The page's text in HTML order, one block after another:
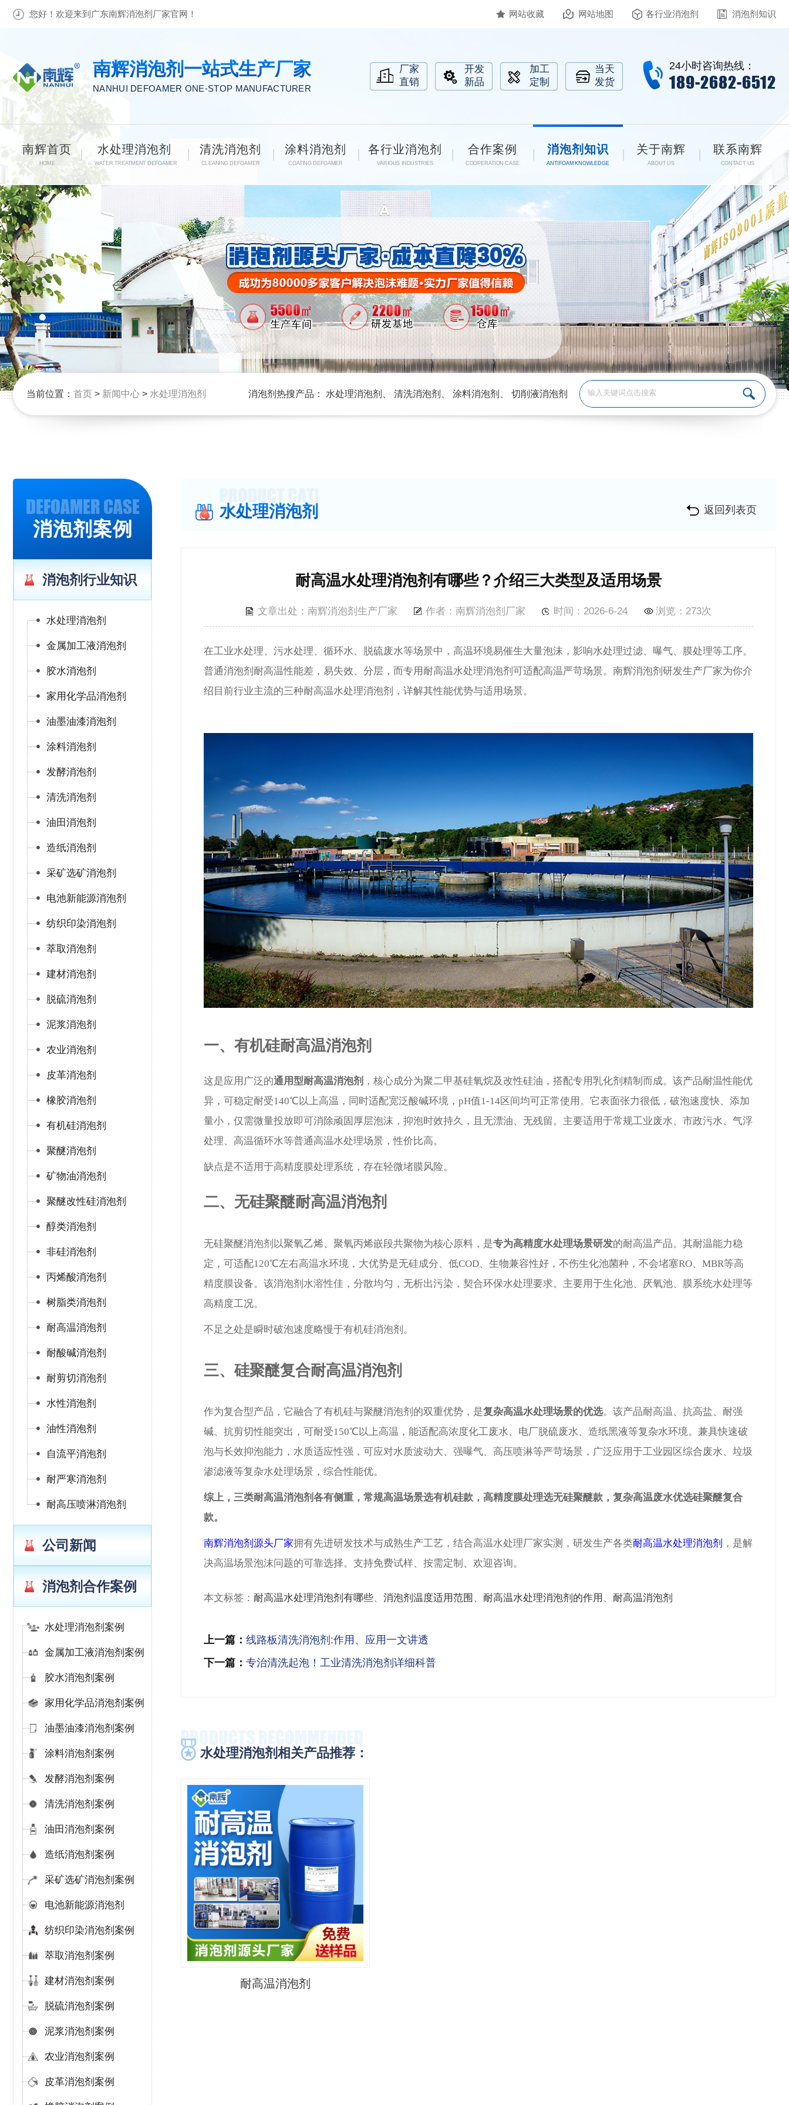
您好！欢迎来到广东南辉消泡剂厂家官网！ 网站收藏 网站地图 各行业消泡剂 消泡剂知识
南辉消泡剂一站式生产厂家
NANHUI DEFOAMER ONE-STOP MANUFACTURER
厂家
直销
开发
新品
加工
定制
当天
发货
24小时咨询热线：
189-2682-6512
南辉首页
HOME
水处理消泡剂
WATER TREATMENT DEFOAMER
清洗消泡剂
CLEANING DEFOAMER
涂料消泡剂
COATING DEFOAMER
各行业消泡剂
VARIOUS INDUSTRIES
合作案例
COOPERATION CASE
消泡剂知识
ANTIFOAM KNOWLEDGE
关于南辉
ABOUT US
联系南辉
CONTACT US
当前位置： 首页 > 新闻中心 > 水处理消泡剂 消泡剂热搜产品： 水处理消泡剂 清洗消泡剂 涂料消泡剂 切削液消泡剂
DEFOAMER CASE
消泡剂案例
消泡剂行业知识
水处理消泡剂
金属加工液消泡剂
胶水消泡剂
家用化学品消泡剂
油墨油漆消泡剂
涂料消泡剂
发酵消泡剂
清洗消泡剂
油田消泡剂
造纸消泡剂
采矿选矿消泡剂
电池新能源消泡剂
纺织印染消泡剂
萃取消泡剂
建材消泡剂
脱硫消泡剂
泥浆消泡剂
农业消泡剂
皮革消泡剂
橡胶消泡剂
有机硅消泡剂
聚醚消泡剂
矿物油消泡剂
聚醚改性硅消泡剂
醇类消泡剂
非硅消泡剂
丙烯酸消泡剂
树脂类消泡剂
耐高温消泡剂
耐酸碱消泡剂
耐剪切消泡剂
水性消泡剂
油性消泡剂
自流平消泡剂
耐严寒消泡剂
耐高压喷淋消泡剂
公司新闻
消泡剂合作案例
水处理消泡剂案例
金属加工液消泡剂案例
胶水消泡剂案例
家用化学品消泡剂案例
油墨油漆消泡剂案例
涂料消泡剂案例
发酵消泡剂案例
清洗消泡剂案例
油田消泡剂案例
造纸消泡剂案例
采矿选矿消泡剂案例
电池新能源消泡剂
纺织印染消泡剂案例
萃取消泡剂案例
建材消泡剂案例
脱硫消泡剂案例
泥浆消泡剂案例
农业消泡剂案例
皮革消泡剂案例
水处理消泡剂 返回列表页
耐高温水处理消泡剂有哪些？介绍三大类型及适用场景
文章出处：南辉消泡剂生产厂家 作者：南辉消泡剂厂家 时间：2026-6-24 浏览： 273次
在工业水处理、污水处理、循环水、脱硫废水等场景中，高温环境易催生大量泡沫，影响水处理过滤、曝气、膜处理等工序。
普通消泡剂耐高温性能差，易失效、分层，而专用耐高温水处理消泡剂可适配高温严苛场景。南辉消泡剂研发生产厂家为你介
绍目前行业主流的三种耐高温水处理消泡剂，详解其性能优势与适用场景。
一、有机硅耐高温消泡剂
这是应用广泛的通用型耐高温消泡剂 ，核心成分为聚二甲基硅氧烷及改性硅油，搭配专用乳化剂精制而成。该产品耐温性能优
异，可稳定耐受140℃以上高温，同时适配宽泛酸碱环境，pH值1-14区间均可正常使用。它表面张力很低，破泡速度快、添加
量小，仅需微量投放即可消除顽固厚层泡沫，抑泡时效持久，且无漂油、无残留。主要适用于常规工业废水、市政污水、气浮
处理、高温循环水等普通高温水处理场景，性价比高。
缺点是不适用于高精度膜处理系统，存在轻微堵膜风险。
二、无硅聚醚耐高温消泡剂
无硅聚醚消泡剂以聚氧乙烯、聚氧丙烯嵌段共聚物为核心原料，是专为高精度水处理场景研发的耐高温产品。其耐温能力稳
定，可适配120℃左右高温水环境，大优势是无硅成分、低COD、生物兼容性好，不伤生化池菌种，不会堵塞RO、MBR等高
精度膜设备。该消泡剂水溶性佳，分散均匀，无析出污染，契合环保水处理要求。主要用于生化池、厌氧池、膜系统水处理等
高精度工况。
不足 之处是瞬时破泡速度略慢于有机硅消泡剂。
三、硅聚醚复合耐高温消泡剂
作为复合型产品，它融合了有机硅与聚醚消泡剂的双重优势，是复杂高温水处理场景的优选。该产品耐高温、抗高盐、耐强
碱、抗剪切性能突出，可耐受150℃以上高温，能适配高浓度化工废水、电厂脱硫废水、造纸黑液等复杂水环境。兼具快速破
泡与长效抑泡能力，水质适应性强，可应对水质波动大、强曝气、高压喷淋等严苛场景，广泛应用于工业园区综合废水、垃圾
渗滤液等复杂水处理场景，综合性能优。
综上，三类耐高温消泡剂各有侧重，常规高温场景选有机硅款，高精度膜处理选无硅聚醚款，复杂高温废水优选硅聚醚复合
款。
南辉消泡剂源头厂家拥有先进研发技术与成熟生产工艺，结合高温水处理厂家实测，研发生产各类耐高温水处理消泡剂 ，是解
决高温场景泡沫问题的可靠选择。支持免费试样、按需定制、欢迎咨询。
本文标签： 耐高温水处理消泡剂有哪些、 消泡剂温度适用范围 、 耐高温水处理消泡剂的作用 、 耐高温消泡剂
上一篇： 线路板清洗消泡剂:作用、应用一文讲透
下一篇： 专治清洗起泡！工业清洗消泡剂详细科普
水处理消泡剂相关产品推荐：
耐高温消泡剂